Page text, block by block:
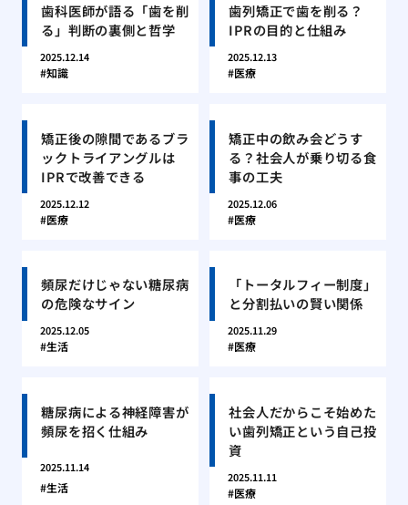
歯科医師が語る「歯を削
る」判断の裏側と哲学
2025.12.14
知識
歯列矯正で歯を削る？
IPRの目的と仕組み
2025.12.13
医療
矯正後の隙間であるブラ
ックトライアングルは
IPRで改善できる
2025.12.12
医療
矯正中の飲み会どうす
る？社会人が乗り切る食
事の工夫
2025.12.06
医療
頻尿だけじゃない糖尿病
の危険なサイン
2025.12.05
生活
「トータルフィー制度」
と分割払いの賢い関係
2025.11.29
医療
糖尿病による神経障害が
頻尿を招く仕組み
2025.11.14
生活
社会人だからこそ始めた
い歯列矯正という自己投
資
2025.11.11
医療